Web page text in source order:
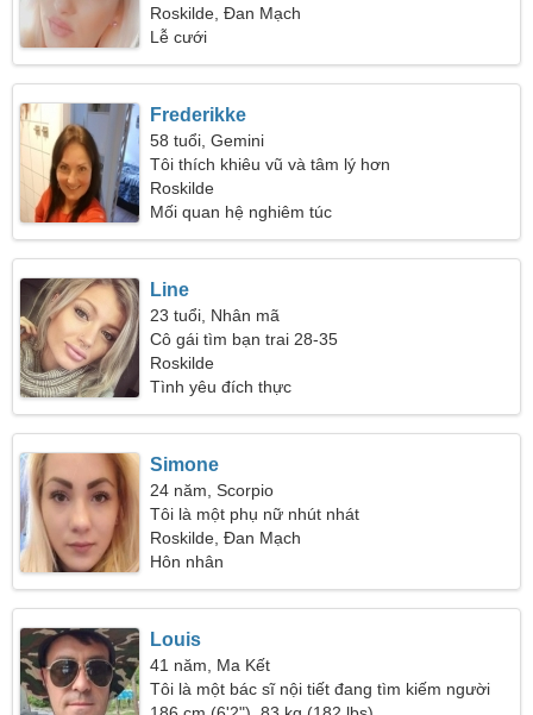
Roskilde, Đan Mạch
Lễ cưới
Frederikke
58 tuổi, Gemini
Tôi thích khiêu vũ và tâm lý hơn
Roskilde
Mối quan hệ nghiêm túc
Line
23 tuổi, Nhân mã
Cô gái tìm bạn trai 28-35
Roskilde
Tình yêu đích thực
Simone
24 năm, Scorpio
Tôi là một phụ nữ nhút nhát
Roskilde, Đan Mạch
Hôn nhân
Louis
41 năm, Ma Kết
Tôi là một bác sĩ nội tiết đang tìm kiếm người